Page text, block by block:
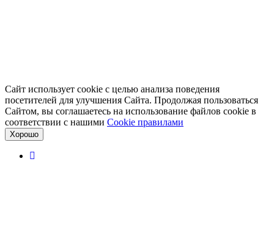
Сайт использует cookie с целью анализа поведения
посетителей для улучшения Сайта. Продолжая пользоваться
Сайтом, вы соглашаетесь на использование файлов cookie в
соответствии с нашими Cookiе правилами
Хорошо